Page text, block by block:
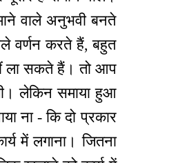
वाले अनुभवी बनते
वर्णन करते हैं, बहुत
ला सकते हैं। तो आप
लेकिन समाया हुआ
ना - कि दो प्रकार
में लगाना। जितना